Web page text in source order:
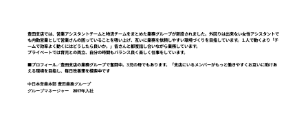
豊田支店では、営業アシスタントチームと物流チームをまとめた業務グループが新設されました。外回りは出来ない女性アシスタントで
も内勤営業として営業さんの困っていることを吸い上げ、互いに業務を依頼しやすい環境づくりを目指しています。１人で動くより「チ
ームで効率よく動くにはどうしたら良いか。」皆さんと都度話し合いながら業務しています。
プライベートでは育児との両立、自分の時間もバランス良く楽しく仕事をしています。
■プロフィール／豊田支店の業務グループで奮闘中。3児の母でもあります。「支店にいるメンバーがもっと働きやすくお互いに助けあ
える環境を目指し、毎日改善策を模索中です
中日本営業本部 豊田業務グループ
グループマネージャー 2017年入社